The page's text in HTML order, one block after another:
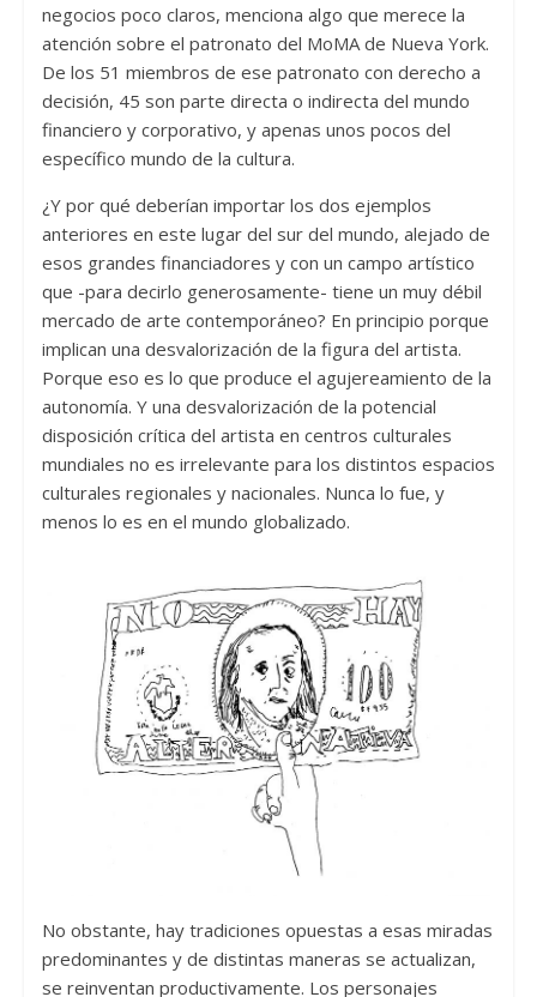
negocios poco claros, menciona algo que merece la
atención sobre el patronato del MoMA de Nueva York.
De los 51 miembros de ese patronato con derecho a
decisión, 45 son parte directa o indirecta del mundo
financiero y corporativo, y apenas unos pocos del
específico mundo de la cultura.
¿Y por qué deberían importar los dos ejemplos
anteriores en este lugar del sur del mundo, alejado de
esos grandes financiadores y con un campo artístico
que -para decirlo generosamente- tiene un muy débil
mercado de arte contemporáneo? En principio porque
implican una desvalorización de la figura del artista.
Porque eso es lo que produce el agujereamiento de la
autonomía. Y una desvalorización de la potencial
disposición crítica del artista en centros culturales
mundiales no es irrelevante para los distintos espacios
culturales regionales y nacionales. Nunca lo fue, y
menos lo es en el mundo globalizado.
No obstante, hay tradiciones opuestas a esas miradas
predominantes y de distintas maneras se actualizan,
se reinventan productivamente. Los personajes